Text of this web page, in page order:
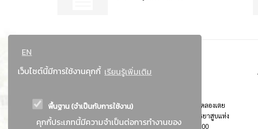
EN
เว็บไซต์นี้มีการใช้งานคุกกี้ เรียนรู้เพิ่มเติม
พื้นฐาน (จำเป็นกับการใช้งาน)
คุกกี้ประเภทนี้มีความจำเป็นต่อการทำงานของ
ที่อยู่ : 184 ถนนพระรามที่ 4 แขวงคลองเตย เขตคลองเตย
กรุงเทพมหานคร 10110 ติดต่อประชาสัมพันธ์ การยาสูบแห่ง
ประเทศไทย Call center โทร. 0-2229-1000